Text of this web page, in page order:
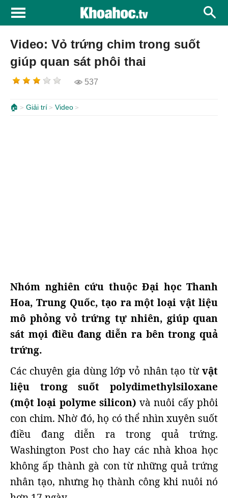
Video: Vỏ trứng chim trong suốt
giúp quan sát phôi thai
537
🏠 Giải trí Video
Nhóm nghiên cứu thuộc Đại học Thanh
Hoa, Trung Quốc, tạo ra một loại vật liệu
mô phỏng vỏ trứng tự nhiên, giúp quan
sát mọi điều đang diễn ra bên trong quả
trứng.
Các chuyên gia dùng lớp vỏ nhân tạo từ vật
liệu trong suốt polydimethylsiloxane
(một loại polyme silicon) và nuôi cấy phôi
con chim. Nhờ đó, họ có thể nhìn xuyên suốt
điều đang diễn ra trong quả trứng.
Washington Post cho hay các nhà khoa học
không ấp thành gà con từ những quả trứng
nhân tạo, nhưng họ thành công khi nuôi nó